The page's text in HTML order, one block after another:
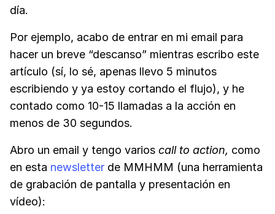
día.
Por ejemplo, acabo de entrar en mi email para
hacer un breve “descanso” mientras escribo este
artículo (sí, lo sé, apenas llevo 5 minutos
escribiendo y ya estoy cortando el flujo), y he
contado como 10-15 llamadas a la acción en
menos de 30 segundos.
Abro un email y tengo varios call to action, como
en esta newsletter de MMHMM (una herramienta
de grabación de pantalla y presentación en
vídeo):